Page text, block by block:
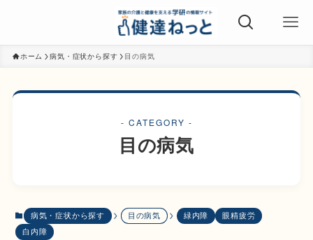
ホーム 病気・症状から探す 目の病気
- CATEGORY -
目の病気
病気・症状から探す 目の病気 緑内障
眼精疲労
白内障